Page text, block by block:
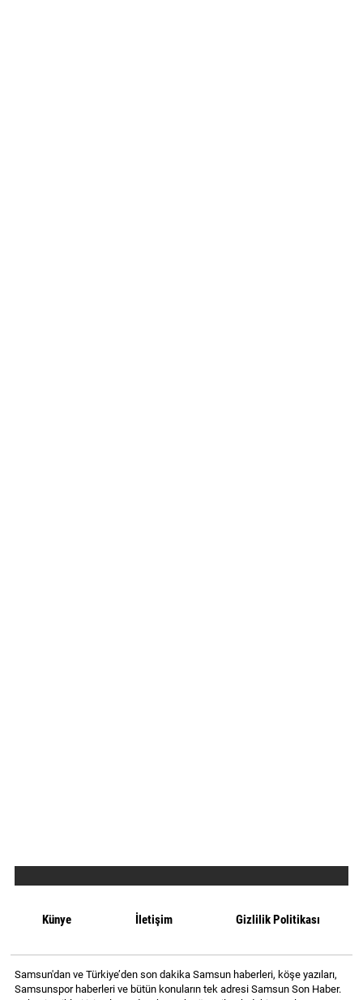
Künye İletişim Gizlilik Politikası
Samsun'dan ve Türkiye’den son dakika Samsun haberleri, köşe yazıları,
Samsunspor haberleri ve bütün konuların tek adresi Samsun Son Haber.